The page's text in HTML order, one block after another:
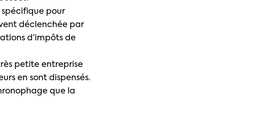
spécifique pour
déclenchée par
d’impôts de
petite entreprise
en sont dispensés.
que la